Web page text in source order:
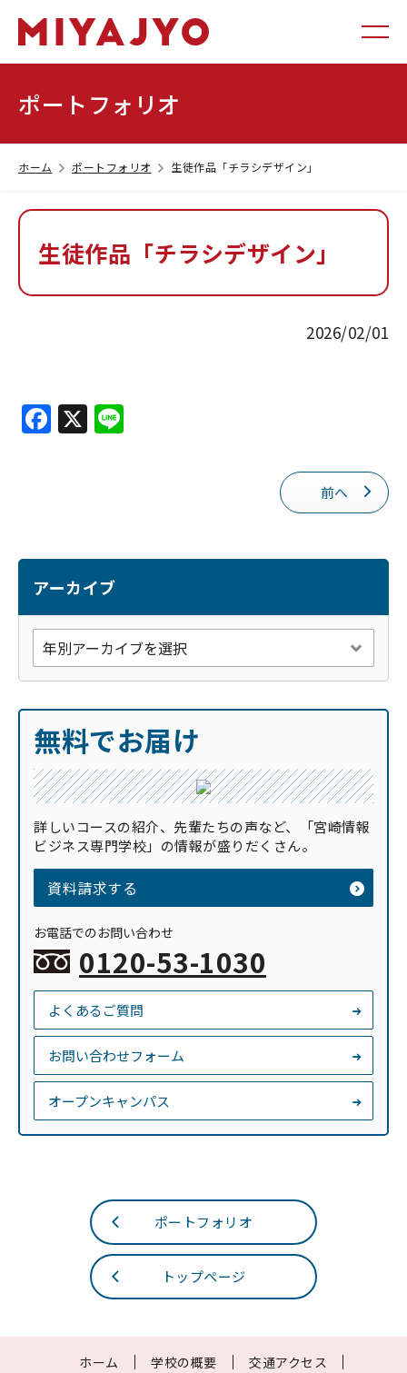
ポートフォリオ
ホーム ポートフォリオ 生徒作品「チラシデザイン」
生徒作品「チラシデザイン」
2026/02/01
F
o
o
k
X
前へ
アーカイブ
無料でお届け
詳しいコースの紹介、先輩たちの声など、「宮崎情報
ビジネス専門学校」の情報が盛りだくさん。
資料請求する
お電話でのお問い合わせ
0120-53-1030
よくあるご質問
お問い合わせフォーム
オープンキャンパス
ポートフォリオ
トップページ
ホーム 学校の概要
交通アクセス